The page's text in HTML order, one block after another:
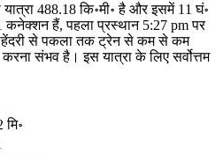
488.18 कि॰मी॰ है और इसमें 11 घं॰
कनेक्शन हैं, पहला प्रस्थान 5:27 pm पर
से पकला तक ट्रेन से कम से कम
संभव है। इस यात्रा के लिए सर्वोत्तम